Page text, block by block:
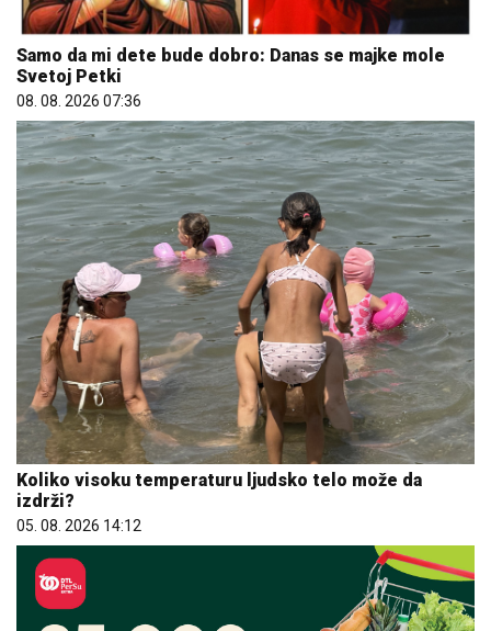
Samo da mi dete bude dobro: Danas se majke mole
Svetoj Petki
08. 08. 2026 07:36
Koliko visoku temperaturu ljudsko telo može da
izdrži?
05. 08. 2026 14:12